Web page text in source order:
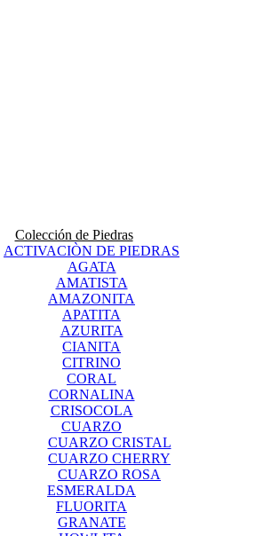
Colección de Piedras
ACTIVACIÒN DE PIEDRAS
AGATA
AMATISTA
AMAZONITA
APATITA
AZURITA
CIANITA
CITRINO
CORAL
CORNALINA
CRISOCOLA
CUARZO
CUARZO CRISTAL
CUARZO CHERRY
CUARZO ROSA
ESMERALDA
FLUORITA
GRANATE